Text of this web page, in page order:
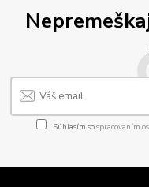
Súhlasím sospracovaním